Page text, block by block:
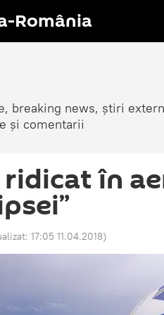
România
breaking news, știri
și comentarii
ridicat în
17:05 11.04.2018)